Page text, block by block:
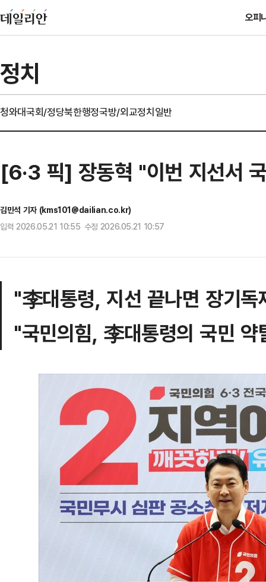
오피
정치
청와대국회/정당북한행정국방/외교정치일반
[6·3 픽] 장동혁 "이번 지선서
김민석 기자 (kms101@dailian.co.kr)
입력 2026.05.21 10:55 수정 2026.05.21 10:57
"李대통령, 지선 끝나면 장기
"국민의힘, 李대통령의 국민 약